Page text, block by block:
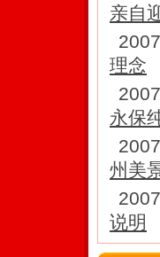
亲自
理念
永保
州美
说明